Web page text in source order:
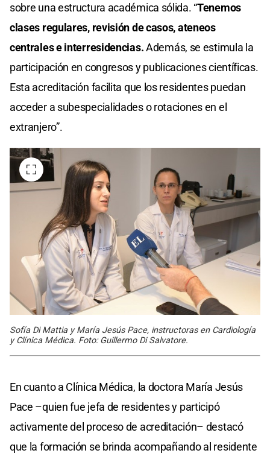
sobre una estructura académica sólida. “Tenemos
clases regulares, revisión de casos, ateneos
centrales e interresidencias.Además, se estimula la
participación en congresos y publicaciones científicas.
Esta acreditación facilita que los residentes puedan
acceder a subespecialidades o rotaciones en el
extranjero”.
Sofía Di Mattia y María Jesús Pace, instructoras en Cardiología
y Clínica Médica. Foto: Guillermo Di Salvatore.
En cuanto a Clínica Médica, la doctora María Jesús
Pace –quien fue jefa de residentes y participó
activamente del proceso de acreditación– destacó
que la formación se brinda acompañando al residente